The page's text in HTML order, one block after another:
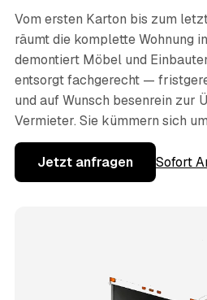
Vom ersten Karton bis zum
räumt die komplette Wohnung
demontiert Möbel und
entsorgt fachgerecht —
und auf Wunsch besenrein zur
Vermieter. Sie kümmern sich
Jetzt anfragen Sofort